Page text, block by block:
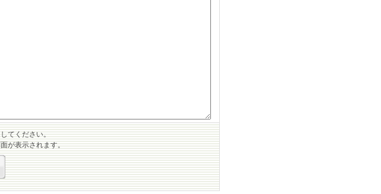
てください。
が表示されます。